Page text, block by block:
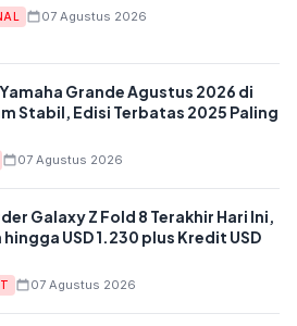
07 Agustus 2026
Grande Agustus 2026 di
Stabil, Edisi Terbatas 2025 Paling
07 Agustus 2026
Galaxy Z Fold 8 Terakhir Hari Ini,
hingga USD 1.230 plus Kredit USD
07 Agustus 2026